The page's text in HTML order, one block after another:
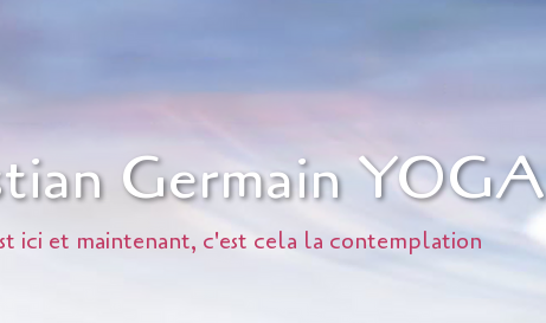
Germain YOGA
ici et maintenant, c'est cela la contemplation